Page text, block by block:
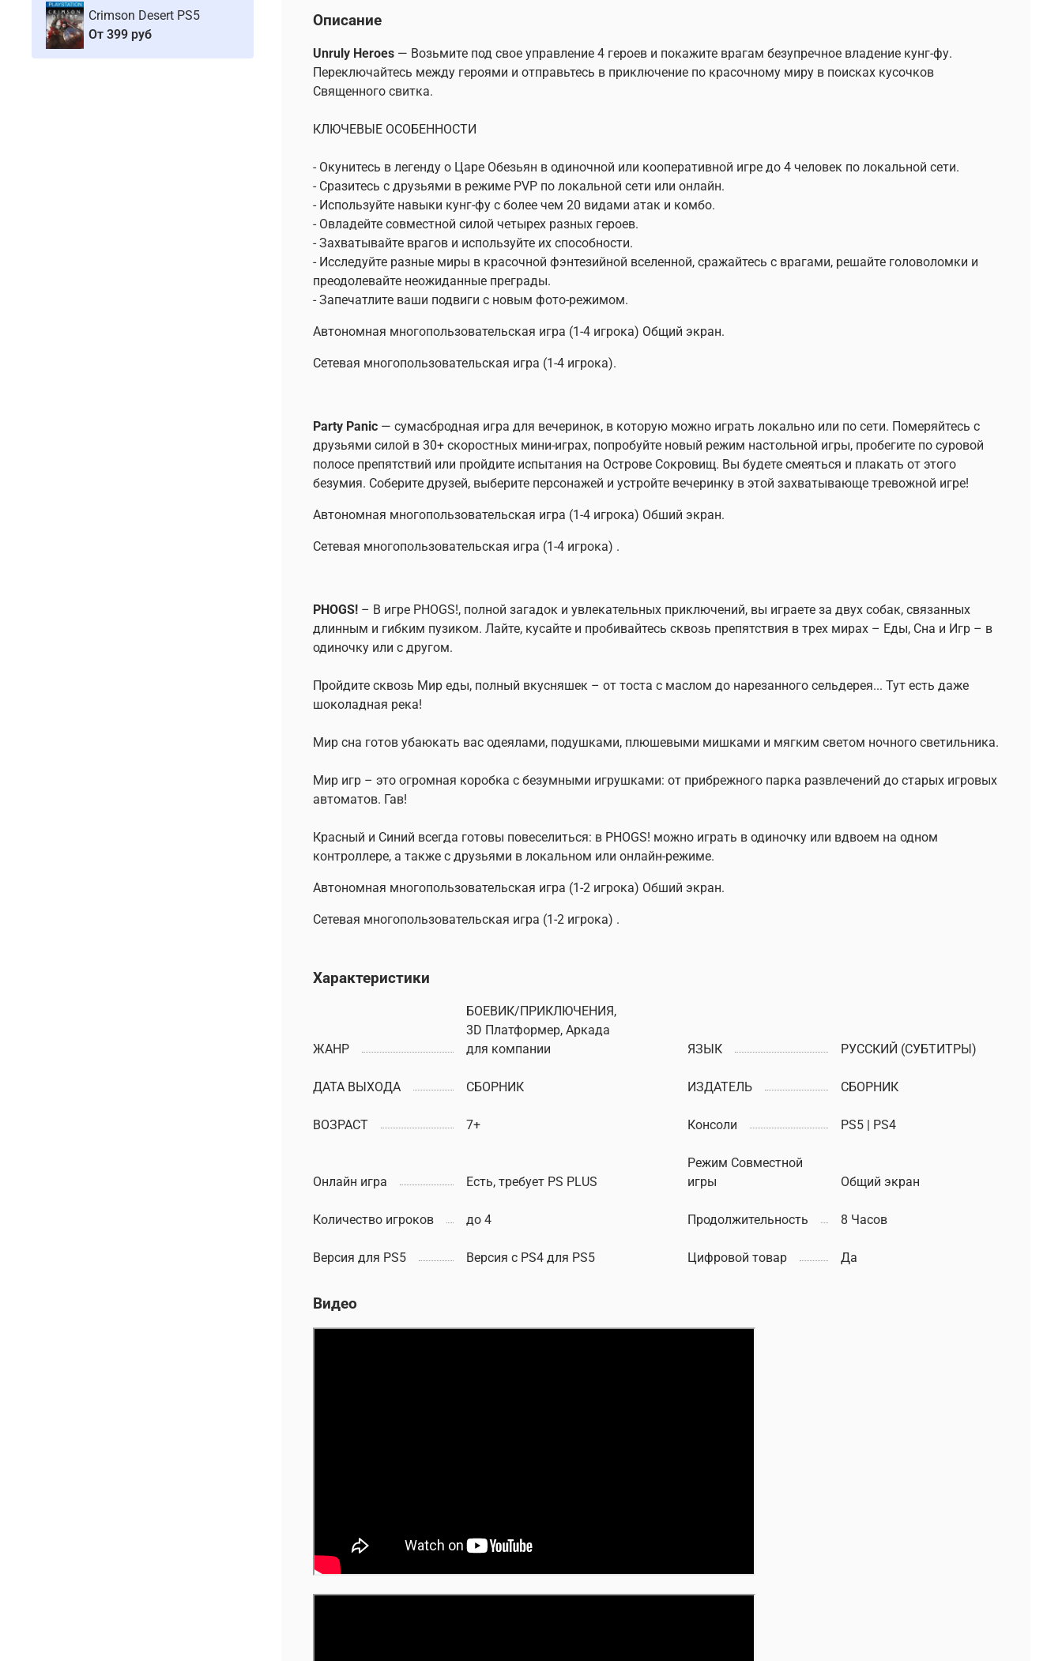
Описание
Unruly Heroes— Возьмите под свое управление 4 героев и покажите врагам безупречное владение кунг-фу.
Переключайтесь между героями и отправьтесь в приключение по красочному миру в поисках кусочков
Священного свитка.
КЛЮЧЕВЫЕ ОСОБЕННОСТИ
- Окунитесь в легенду о Царе Обезьян в одиночной или кооперативной игре до 4 человек по локальной сети.
- Сразитесь с друзьями в режиме PVP по локальной сети или онлайн.
- Используйте навыки кунг-фу с более чем 20 видами атак и комбо.
- Овладейте совместной силой четырех разных героев.
- Захватывайте врагов и используйте их способности.
- Исследуйте разные миры в красочной фэнтезийной вселенной, сражайтесь с врагами, решайте головоломки и
преодолевайте неожиданные преграды.
- Запечатлите ваши подвиги с новым фото-режимом.
Автономная многопользовательская игра (1-4 игрока) Общий экран.
Сетевая многопользовательская игра (1-4 игрока).
Party Panic— сумасбродная игра для вечеринок, в которую можно играть локально или по сети. Померяйтесь с
друзьями силой в 30+ скоростных мини-играх, попробуйте новый режим настольной игры, пробегите по суровой
полосе препятствий или пройдите испытания на Острове Сокровищ. Вы будете смеяться и плакать от этого
безумия. Соберите друзей, выберите персонажей и устройте вечеринку в этой захватывающе тревожной игре!
Автономная многопользовательская игра (1-4 игрока) Обший экран.
Сетевая многопользовательская игра (1-4 игрока) .
PHOGS!– В игре PHOGS!, полной загадок и увлекательных приключений, вы играете за двух собак, связанных
длинным и гибким пузиком. Лайте, кусайте и пробивайтесь сквозь препятствия в трех мирах – Еды, Сна и Игр – в
одиночку или с другом.
Пройдите сквозь Мир еды, полный вкусняшек – от тоста с маслом до нарезанного сельдерея... Тут есть даже
шоколадная река!
Мир сна готов убаюкать вас одеялами, подушками, плюшевыми мишками и мягким светом ночного светильника.
Мир игр – это огромная коробка с безумными игрушками: от прибрежного парка развлечений до старых игровых
автоматов. Гав!
Красный и Синий всегда готовы повеселиться: в PHOGS! можно играть в одиночку или вдвоем на одном
контроллере, а также с друзьями в локальном или онлайн-режиме.
Автономная многопользовательская игра (1-2 игрока) Обший экран.
Сетевая многопользовательская игра (1-2 игрока) .
Характеристики
ЖАНР
БОЕВИК/ПРИКЛЮЧЕНИЯ,
3D Платформер, Аркада
для компании
ЯЗЫК РУССКИЙ (СУБТИТРЫ)
ДАТА ВЫХОДА СБОРНИК ИЗДАТЕЛЬ СБОРНИК
ВОЗРАСТ 7+ Консоли PS5 | PS4
Онлайн игра Есть, требует PS PLUS
Режим Совместной
игры
Общий экран
Количество игроков до 4 Продолжительность 8 Часов
Версия для PS5 Версия с PS4 для PS5 Цифровой товар Да
Видео
Crimson Desert PS5
От 399 руб